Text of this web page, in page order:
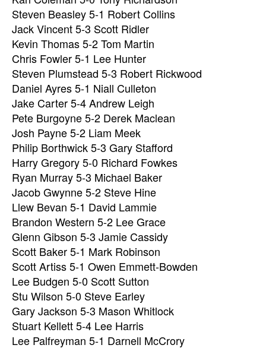
Steven Beasley 5-1 Robert Collins
Jack Vincent 5-3 Scott Ridler
Kevin Thomas 5-2 Tom Martin
Chris Fowler 5-1 Lee Hunter
Steven Plumstead 5-3 Robert Rickwood
Daniel Ayres 5-1 Niall Culleton
Jake Carter 5-4 Andrew Leigh
Pete Burgoyne 5-2 Derek Maclean
Josh Payne 5-2 Liam Meek
Philip Borthwick 5-3 Gary Stafford
Harry Gregory 5-0 Richard Fowkes
Ryan Murray 5-3 Michael Baker
Jacob Gwynne 5-2 Steve Hine
Llew Bevan 5-1 David Lammie
Brandon Western 5-2 Lee Grace
Glenn Gibson 5-3 Jamie Cassidy
Scott Baker 5-1 Mark Robinson
Scott Artiss 5-1 Owen Emmett-Bowden
Lee Budgen 5-0 Scott Sutton
Stu Wilson 5-0 Steve Earley
Gary Jackson 5-3 Mason Whitlock
Stuart Kellett 5-4 Lee Harris
Lee Palfreyman 5-1 Darnell McCrory